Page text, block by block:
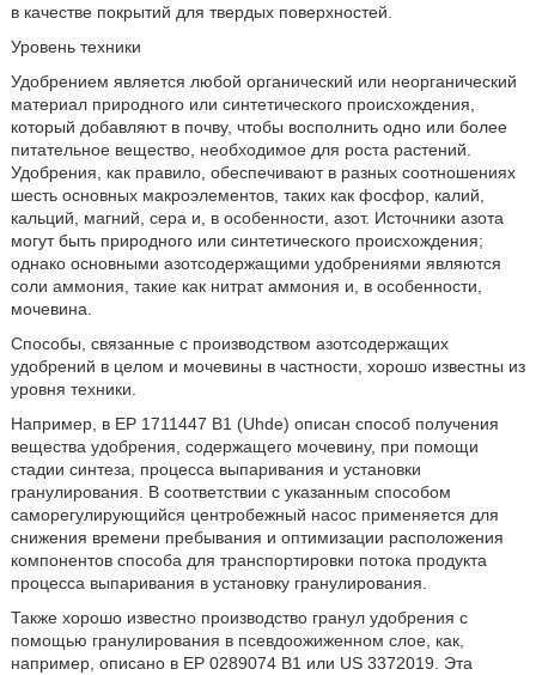
в качестве покрытий для твердых поверхностей.
Уровень техники
Удобрением является любой органический или неорганический
материал природного или синтетического происхождения,
который добавляют в почву, чтобы восполнить одно или более
питательное вещество, необходимое для роста растений.
Удобрения, как правило, обеспечивают в разных соотношениях
шесть основных макроэлементов, таких как фосфор, калий,
кальций, магний, сера и, в особенности, азот. Источники азота
могут быть природного или синтетического происхождения;
однако основными азотсодержащими удобрениями являются
соли аммония, такие как нитрат аммония и, в особенности,
мочевина.
Способы, связанные с производством азотсодержащих
удобрений в целом и мочевины в частности, хорошо известны из
уровня техники.
Например, в ЕР 1711447 B1 (Uhde) описан способ получения
вещества удобрения, содержащего мочевину, при помощи
стадии синтеза, процесса выпаривания и установки
гранулирования. В соответствии с указанным способом
саморегулирующийся центробежный насос применяется для
снижения времени пребывания и оптимизации расположения
компонентов способа для транспортировки потока продукта
процесса выпаривания в установку гранулирования.
Также хорошо известно производство гранул удобрения с
помощью гранулирования в псевдоожиженном слое, как,
например, описано в ЕР 0289074 В1 или US 3372019. Эта